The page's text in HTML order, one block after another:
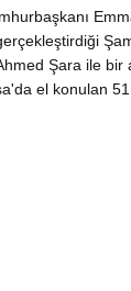
Şara ile
el konulan